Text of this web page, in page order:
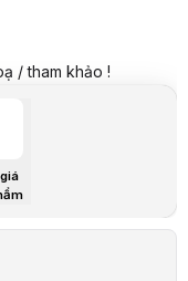
- Asia
/ tham khảo !